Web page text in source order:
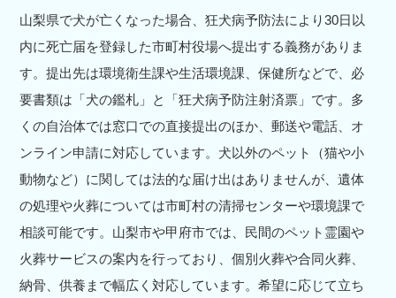
山梨県で犬が亡くなった場合、狂犬病予防法により30日以
内に死亡届を登録した市町村役場へ提出する義務がありま
す。提出先は環境衛生課や生活環境課、保健所などで、必
要書類は「犬の鑑札」と「狂犬病予防注射済票」です。多
くの自治体では窓口での直接提出のほか、郵送や電話、オ
ンライン申請に対応しています。犬以外のペット（猫や小
動物など）に関しては法的な届け出はありませんが、遺体
の処理や火葬については市町村の清掃センターや環境課で
相談可能です。山梨市や甲府市では、民間のペット霊園や
火葬サービスの案内を行っており、個別火葬や合同火葬、
納骨、供養まで幅広く対応しています。希望に応じて立ち